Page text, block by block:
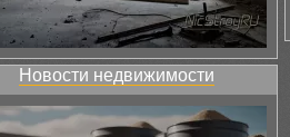
Новости недвижимости